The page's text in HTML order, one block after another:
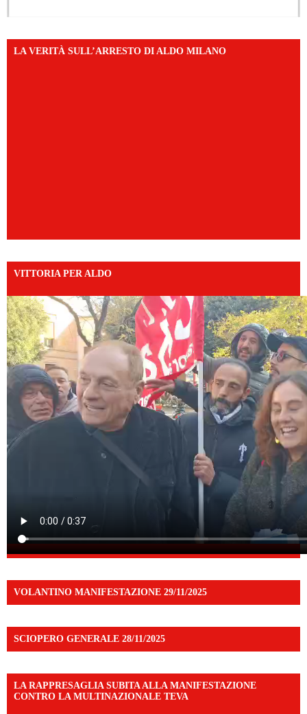
LA VERITÀ SULL’ARRESTO DI ALDO MILANO
VITTORIA PER ALDO
VOLANTINO MANIFESTAZIONE 29/11/2025
SCIOPERO GENERALE 28/11/2025
LA RAPPRESAGLIA SUBITA ALLA MANIFESTAZIONE
CONTRO LA MULTINAZIONALE TEVA